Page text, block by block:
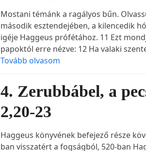
Mostani témánk a ragályos bűn.
második esztendejében, a kilencedik
igéje Haggeus prófétához. 11 Ezt
papoktól erre nézve: 12 Ha valaki
Tovább olvasom
4. Zerubbábel, a
2,20-23
Haggeus könyvének befejező része
ban visszatért a fogságból, 520-ban